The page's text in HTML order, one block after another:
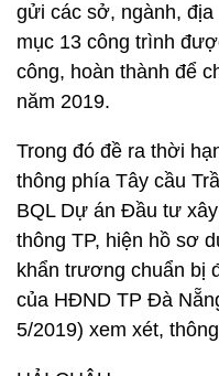
gửi các sở, ngành,
mục 13 công trình
công, hoàn thành để
năm 2019.
Trong đó đề ra thời
thông phía Tây cầu
BQL Dự án Đầu tư
thông TP, hiện hồ sơ
khẩn trương chuẩn bị
của HĐND TP Đà
5/2019) xem xét,